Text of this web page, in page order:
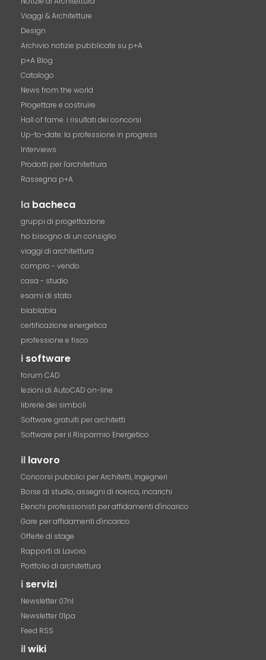
Viaggi & Architetture
Design
Archivio notizie pubblicate su p+A
p+A Blog
Catalogo
News from the world
Progettare e costruire
Hall of fame. i risultati dei concorsi
Up-to-date: la professione in progress
Interviews
Prodotti per l'architettura
Rassegna p+A
la bacheca
gruppi di progettazione
ho bisogno di un consiglio
viaggi di architettura
compro - vendo
casa - studio
esami di stato
blablabla
certificazione energetica
professione e fisco
i software
forum CAD
lezioni di AutoCAD on-line
librerie dei simboli
Software gratuiti per architetti
Software per il Risparmio Energetico
il lavoro
Concorsi pubblici per Architetti, Ingegneri
Borse di studio, assegni di ricerca, incarichi
Elenchi professionisti per affidamenti d'incarico
Gare per affidamenti d'incarico
Offerte di stage
Rapporti di Lavoro
Portfolio di architettura
i servizi
Newsletter 07nl
Newsletter 01pa
Feed RSS
ilwiki